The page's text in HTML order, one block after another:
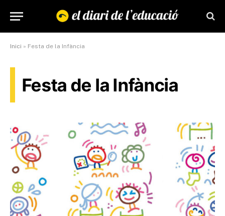
Inici » Festa de la Infància
Festa de la Infància